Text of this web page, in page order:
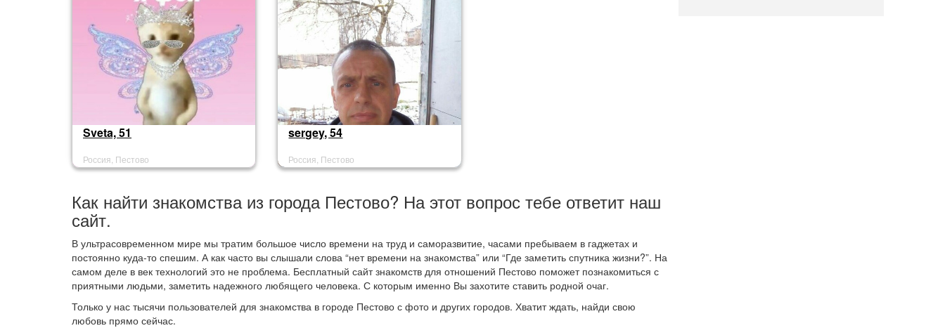
Sveta, 51
Россия, Пестово
sergey, 54
Россия, Пестово
Как найти знакомства из города Пестово? На этот вопрос тебе ответит наш
сайт.
В ультрасовременном мире мы тратим большое число времени на труд и саморазвитие, часами пребываем в гаджетах и
постоянно куда-то спешим. А как часто вы слышали слова “нет времени на знакомства” или “Где заметить спутника жизни?”. На
самом деле в век технологий это не проблема. Бесплатный сайт знакомств для отношений Пестово поможет познакомиться с
приятными людьми, заметить надежного любящего человека. С которым именно Вы захотите ставить родной очаг.
Только у нас тысячи пользователей для знакомства в городе Пестово с фото и других городов. Хватит ждать, найди свою
любовь прямо сейчас.